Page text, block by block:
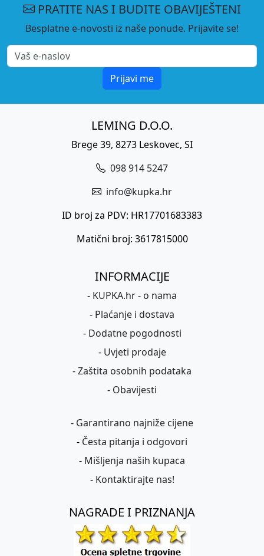
PRATITE NAS I BUDITE OBAVIJEŠTENI
Besplatne e-novosti iz naše ponude. Prijavite se!
Prijavi me
LEMING D.O.O.
Brege 39, 8273 Leskovec, SI
098 914 5247
info@kupka.hr
ID broj za PDV: HR17701683383
Matični broj: 3617815000
INFORMACIJE
- KUPKA.hr - o nama
- Plaćanje i dostava
- Dodatne pogodnosti
- Uvjeti prodaje
-Zaštita osobnih podataka
- Obavijesti
- Garantirano najniže cijene
- Česta pitanja i odgovori
- Mišljenja naših kupaca
- Kontaktirajte nas!
NAGRADE I PRIZNANJA